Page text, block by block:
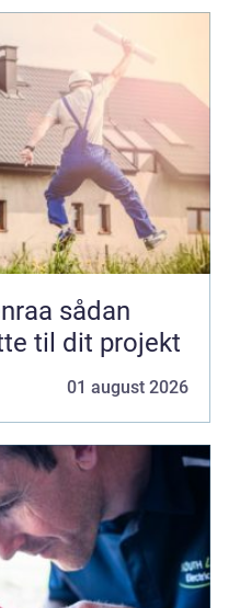
til dit projekt
01 august 2026